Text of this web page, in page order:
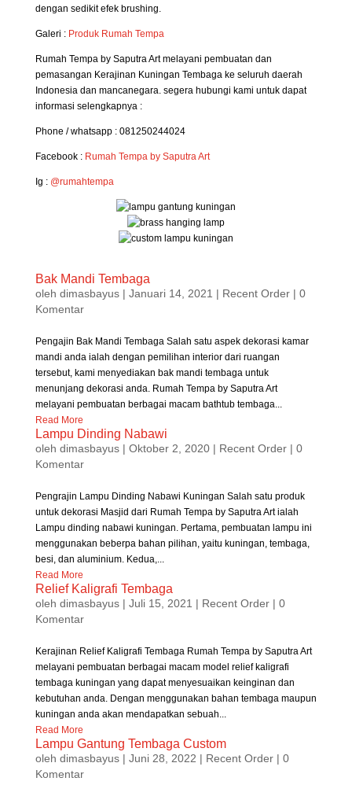
dengan sedikit efek brushing.
Galeri : Produk Rumah Tempa
Rumah Tempa by Saputra Art melayani pembuatan dan
pemasangan Kerajinan Kuningan Tembaga ke seluruh daerah
Indonesia dan mancanegara. segera hubungi kami untuk dapat
informasi selengkapnya :
Phone / whatsapp : 081250244024
Facebook : Rumah Tempa by Saputra Art
Ig : @rumahtempa
Bak Mandi Tembaga
oleh dimasbayus| Januari 14, 2021 | Recent Order| 0
Komentar
Pengajin Bak Mandi Tembaga Salah satu aspek dekorasi kamar
mandi anda ialah dengan pemilihan interior dari ruangan
tersebut, kami menyediakan bak mandi tembaga untuk
menunjang dekorasi anda. Rumah Tempa by Saputra Art
melayani pembuatan berbagai macam bathtub tembaga...
Read More
Lampu Dinding Nabawi
oleh dimasbayus| Oktober 2, 2020| Recent Order| 0
Komentar
Pengrajin Lampu Dinding Nabawi Kuningan Salah satu produk
untuk dekorasi Masjid dari Rumah Tempa by Saputra Art ialah
Lampu dinding nabawi kuningan. Pertama, pembuatan lampu ini
menggunakan beberpa bahan pilihan, yaitu kuningan, tembaga,
besi, dan aluminium. Kedua,...
Read More
Relief Kaligrafi Tembaga
oleh dimasbayus| Juli 15, 2021 | Recent Order| 0
Komentar
Kerajinan Relief Kaligrafi Tembaga Rumah Tempa by Saputra Art
melayani pembuatan berbagai macam model relief kaligrafi
tembaga kuningan yang dapat menyesuaikan keinginan dan
kebutuhan anda. Dengan menggunakan bahan tembaga maupun
kuningan anda akan mendapatkan sebuah...
Read More
Lampu Gantung Tembaga Custom
oleh dimasbayus| Juni 28, 2022 | Recent Order| 0
Komentar